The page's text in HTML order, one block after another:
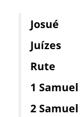
Josué
Juízes
Rute
1 Samuel
2 Samuel